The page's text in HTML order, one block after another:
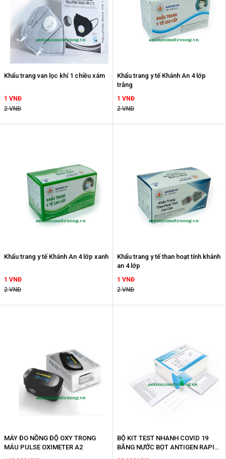
Khẩu trang van lọc khí 1 chiều xám
1 VNĐ
2 VNĐ
Khẩu trang y tế Khánh An 4 lớp
trắng
1 VNĐ
2 VNĐ
Khẩu trang y tế Khánh An 4 lớp xanh
1 VNĐ
2 VNĐ
Khẩu trang y tế than hoạt tính khánh
an 4 lớp
1 VNĐ
2 VNĐ
MÁY ĐO NỒNG ĐỘ OXY TRONG
MÁU PULSE OXIMETER A2
BỘ KIT TEST NHANH COVID 19
BẰNG NƯỚC BỌT ANTIGEN RAPID